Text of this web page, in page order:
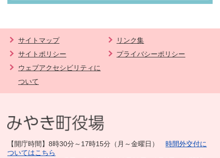
サイトマップ
リンク集
サイトポリシー
プライバシーポリシー
ウェブアクセシビリティに
ついて
【開庁時間】8時30分～17時15分（月～金曜日） 時間外交付に
ついてはこちら